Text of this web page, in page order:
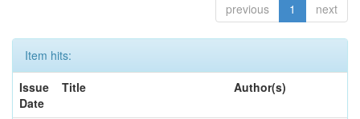
previous 1 next
Item hits:
Issue
Date
Title Author(s)